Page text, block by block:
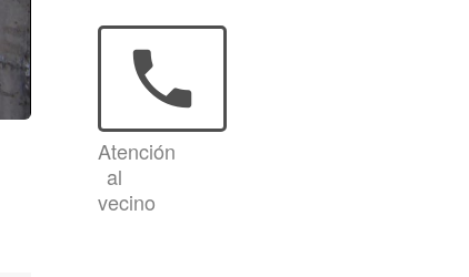
phone
Atención
al
vecino